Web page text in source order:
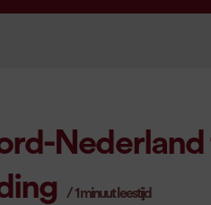
/1 minuut leestijd